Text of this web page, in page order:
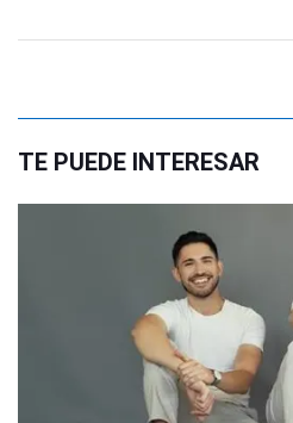
TE PUEDE INTERESAR